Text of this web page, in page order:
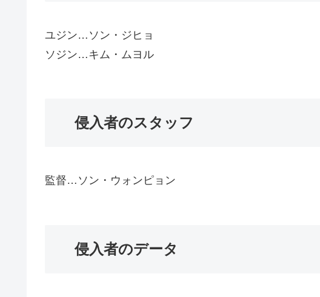
ユジン…ソン・ジヒョ
ソジン…キム・ムヨル
侵入者のスタッフ
監督…ソン・ウォンピョン
侵入者のデータ